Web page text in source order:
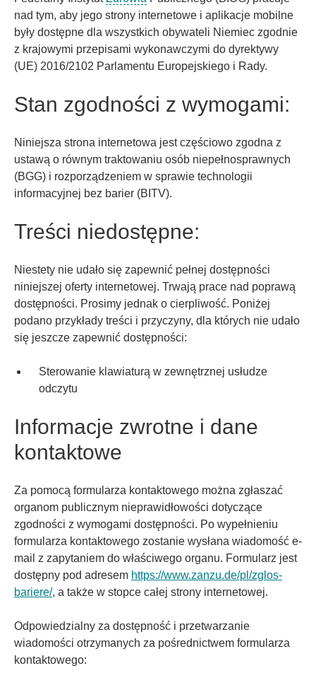
nad tym, aby jego strony internetowe i aplikacje mobilne
były dostępne dla wszystkich obywateli Niemiec zgodnie
z krajowymi przepisami wykonawczymi do dyrektywy
(UE) 2016/2102 Parlamentu Europejskiego i Rady.
Stan zgodności z wymogami:
Niniejsza strona internetowa jest częściowo zgodna z
ustawą o równym traktowaniu osób niepełnosprawnych
(BGG) i rozporządzeniem w sprawie technologii
informacyjnej bez barier (BITV).
Treści niedostępne:
Niestety nie udało się zapewnić pełnej dostępności
niniejszej oferty internetowej. Trwają prace nad poprawą
dostępności. Prosimy jednak o cierpliwość. Poniżej
podano przykłady treści i przyczyny, dla których nie udało
się jeszcze zapewnić dostępności:
Sterowanie klawiaturą w zewnętrznej usłudze
odczytu
Informacje zwrotne i dane
kontaktowe
Za pomocą formularza kontaktowego można zgłaszać
organom publicznym nieprawidłowości dotyczące
zgodności z wymogami dostępności. Po wypełnieniu
formularza kontaktowego zostanie wysłana wiadomość e-
mail z zapytaniem do właściwego organu. Formularz jest
dostępny pod adresem https://www.zanzu.de/pl/zglos-
bariere/, a także w stopce całej strony internetowej.
Odpowiedzialny za dostępność i przetwarzanie
wiadomości otrzymanych za pośrednictwem formularza
kontaktowego: